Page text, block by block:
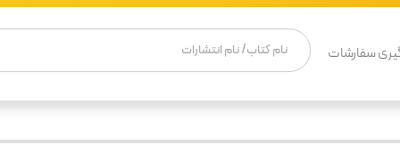
سفارشات